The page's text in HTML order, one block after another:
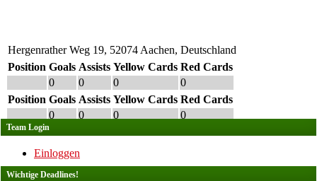
Hergenrather Weg 19, 52074 Aachen, Deutschland
Position Goals Assists Yellow Cards Red Cards
0
0 0
0
Position Goals Assists Yellow Cards Red Cards
0
0 0 0
Team Login
Einloggen
Wichtige Deadlines!